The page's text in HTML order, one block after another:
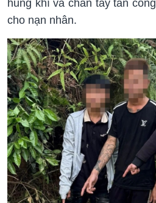
hung khí và chân tay tấn công
cho nạn nhân.